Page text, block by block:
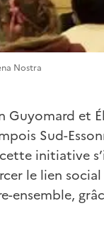
Nostra
Guyomard et
Sud-
initiative
le lien
ensemble,